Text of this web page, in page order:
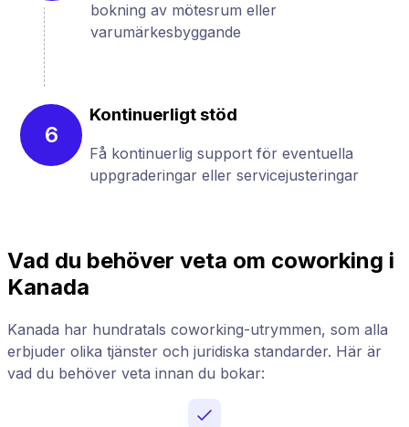
bokning av mötesrum eller
varumärkesbyggande
6
Kontinuerligt stöd
Få kontinuerlig support för eventuella
uppgraderingar eller servicejusteringar
Vad du behöver veta om coworking i
Kanada
Kanada har hundratals coworking-utrymmen, som alla
erbjuder olika tjänster och juridiska standarder. Här är
vad du behöver veta innan du bokar: